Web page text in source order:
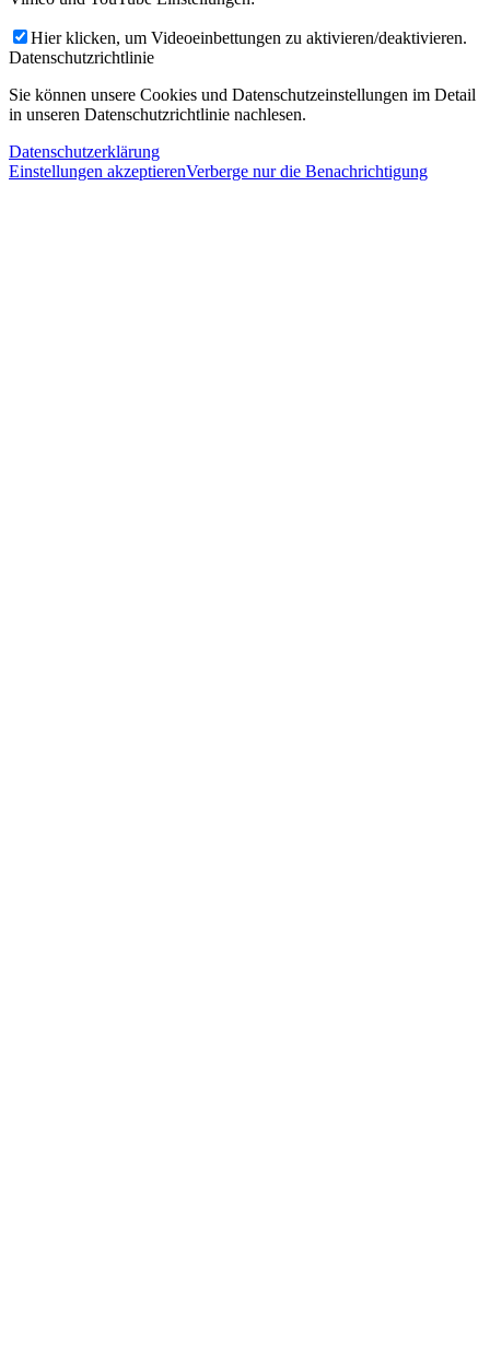
Hier klicken, um Videoeinbettungen zu aktivieren/deaktivieren.
Datenschutzrichtlinie
Sie können unsere Cookies und Datenschutzeinstellungen im Detail
in unseren Datenschutzrichtlinie nachlesen.
Datenschutzerklärung
Einstellungen akzeptierenVerberge nur die Benachrichtigung